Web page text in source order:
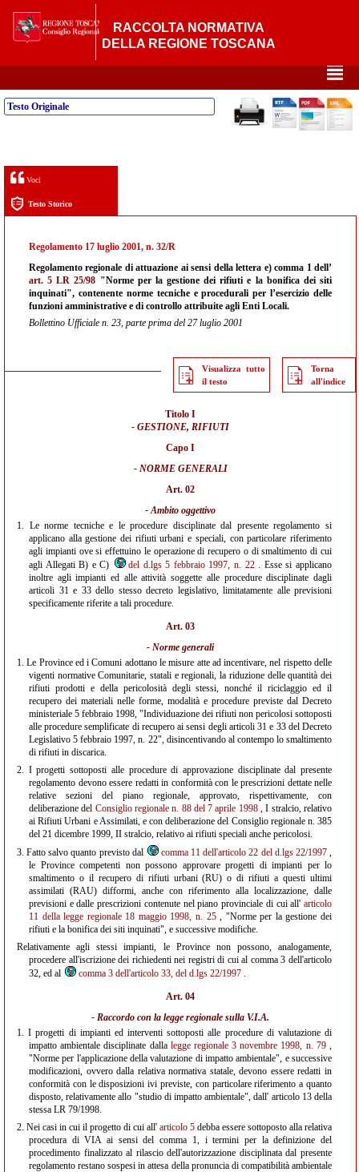
RACCOLTA NORMATIVA
DELLA REGIONE TOSCANA
²
Testo Originale
Voci
Testo Storico
Regolamento 17 luglio 2001, n. 32/R
Regolamento regionale di attuazione ai sensi della lettera e) comma 1 dell’
art. 5 LR 25/98 "Norme per la gestione dei rifiuti e la bonifica dei siti
inquinati", contenente norme tecniche e procedurali per l’esercizio delle
funzioni amministrative e di controllo attribuite agli Enti Locali.
Bollettino Ufficiale n. 23, parte prima del 27 luglio 2001
Visualizza tutto
il testo
Torna
all'indice
Titolo I
- GESTIONE, RIFIUTI
Capo I
- NORME GENERALI
Art. 02
- Ambito oggettivo
1. Le norme tecniche e le procedure disciplinate dal presente regolamento si
applicano alla gestione dei rifiuti urbani e speciali, con particolare riferimento
agli impianti ove si effettuino le operazione di recupero o di smaltimento di cui
agli Allegati B) e C)
del d.lgs 5 febbraio 1997, n. 22. Esse si applicano
inoltre agli impianti ed alle attività soggette alle procedure disciplinate dagli
articoli 31 e 33 dello stesso decreto legislativo, limitatamente alle previsioni
specificamente riferite a tali procedure.
Art. 03
- Norme generali
1.Le Province ed i Comuni adottano le misure atte ad incentivare, nel rispetto delle
vigenti normative Comunitarie, statali e regionali, la riduzione delle quantità dei
rifiuti prodotti e della pericolosità degli stessi, nonché il riciclaggio ed il
recupero dei materiali nelle forme, modalità e procedure previste dal Decreto
ministeriale 5 febbraio 1998, "Individuazione dei rifiuti non pericolosi sottoposti
alle procedure semplificate di recupero ai sensi degli articoli 31 e 33 del Decreto
Legislativo 5 febbraio 1997, n. 22", disincentivando al contempo lo smaltimento
di rifiuti in discarica.
2. I progetti sottoposti alle procedure di approvazione disciplinate dal presente
regolamento devono essere redatti in conformità con le prescrizioni dettate nelle
relative sezioni del piano regionale, approvato, rispettivamente, con
deliberazione del Consiglio regionale n. 88 del 7 aprile 1998, I stralcio, relativo
ai Rifiuti Urbani e Assimilati, e con deliberazione del Consiglio regionale n. 385
del 21 dicembre 1999, II stralcio, relativo ai rifiuti speciali anche pericolosi.
3.Fatto salvo quanto previsto dal comma 11 dell'articolo 22 del d.lgs 22/1997,
le Province competenti non possono approvare progetti di impianti per lo
smaltimento o il recupero di rifiuti urbani (RU) o di rifiuti a questi ultimi
assimilati (RAU) difformi, anche con riferimento alla localizzazione, dalle
previsioni e dalle prescrizioni contenute nel piano provinciale di cui all' articolo
11 della legge regionale 18 maggio 1998, n. 25, "Norme per la gestione dei
rifiuti e la bonifica dei siti inquinati", e successive modifiche.
Relativamente agli stessi impianti, le Province non possono, analogamente,
procedere all'iscrizione dei richiedenti nei registri di cui al comma 3 dell'articolo
32, ed al
comma 3 dell'articolo 33, del d.lgs 22/1997 .
Art. 04
- Raccordo con la legge regionale sulla V.I.A.
1.I progetti di impianti ed interventi sottoposti alle procedure di valutazione di
impatto ambientale disciplinate dalla legge regionale 3 novembre 1998, n. 79,
"Norme per l'applicazione della valutazione di impatto ambientale", e successive
modificazioni, ovvero dalla relativa normativa statale, devono essere redatti in
conformità con le disposizioni ivi previste, con particolare riferimento a quanto
disposto, relativamente allo "studio di impatto ambientale", dall' articolo 13 della
stessa LR 79/1998.
2. Nei casi in cui il progetto di cui all' articolo 5 debba essere sottoposto alla relativa
procedura di VIA ai sensi del comma 1, i termini per la definizione del
procedimento finalizzato al rilascio dell'autorizzazione disciplinata dal presente
regolamento restano sospesi in attesa della pronuncia di compatibilità ambientale